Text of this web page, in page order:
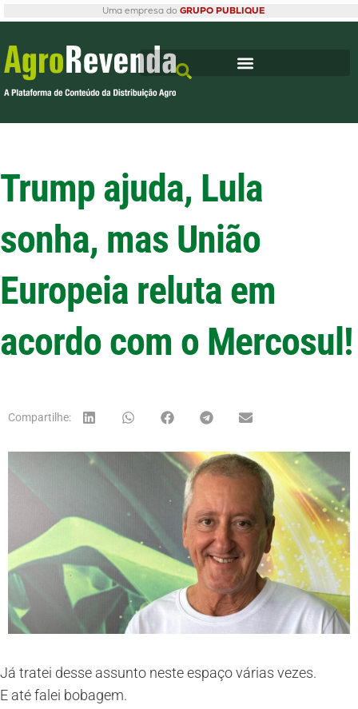
Uma empresa do GRUPO PUBLIQUE
Trump ajuda, Lula
sonha, mas União
Europeia reluta em
acordo com o Mercosul!
Compartilhe:
Já tratei desse assunto neste espaço várias vezes.
E até falei bobagem.